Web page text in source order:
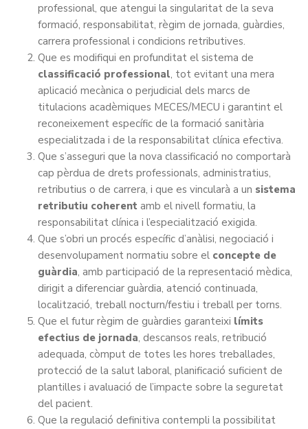
professional, que atengui la singularitat de la seva
formació, responsabilitat, règim de jornada, guàrdies,
carrera professional i condicions retributives.
Que es modifiqui en profunditat el sistema de
classificació professional, tot evitant una mera
aplicació mecànica o perjudicial dels marcs de
titulacions acadèmiques MECES/MECU i garantint el
reconeixement específic de la formació sanitària
especialitzada i de la responsabilitat clínica efectiva.
Que s’asseguri que la nova classificació no comportarà
cap pèrdua de drets professionals, administratius,
retributius o de carrera, i que es vincularà a un sistema
retributiu coherent amb el nivell formatiu, la
responsabilitat clínica i l’especialització exigida.
Que s’obri un procés específic d’anàlisi, negociació i
desenvolupament normatiu sobre el concepte de
guàrdia, amb participació de la representació mèdica,
dirigit a diferenciar guàrdia, atenció continuada,
localització, treball nocturn/festiu i treball per torns.
Que el futur règim de guàrdies garanteixi límits
efectius de jornada, descansos reals, retribució
adequada, còmput de totes les hores treballades,
protecció de la salut laboral, planificació suficient de
plantilles i avaluació de l’impacte sobre la seguretat
del pacient.
Que la regulació definitiva contempli la possibilitat